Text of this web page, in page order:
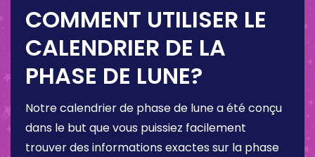
COMMENT UTILISER LE
CALENDRIER DE LA
PHASE DE LUNE?
Notre calendrier de phase de lune a été conçu
dans le but que vous puissiez facilement
trouver des informations exactes sur la phase